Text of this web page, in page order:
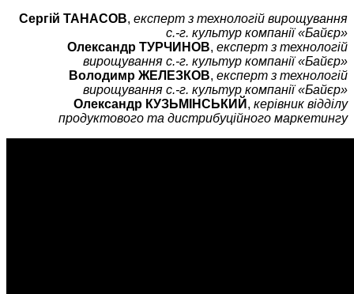
Сергій ТАНАСОВ, експерт з технологій вирощування
с.-г. культур компанії «Байєр»
Олександр ТУРЧИНОВ, експерт з технологій
вирощування с.-г. культур компанії «Байєр»
Володимр ЖЕЛЕЗКОВ, експерт з технологій
вирощування с.-г. культур компанії «Байєр»
Олександр КУЗЬМІНСЬКИЙ , керівник відділу
продуктового та дистрибуційного маркетингу